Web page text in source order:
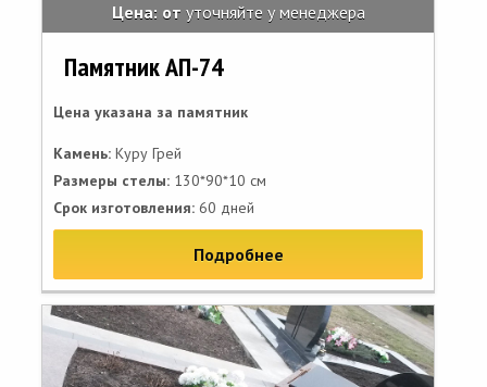
Цена: от уточняйте у менеджера
Памятник АП-74
Цена указана за памятник
Камень: Куру Грей
Размеры стелы: 130*90*10 см
Срок изготовления: 60 дней
Подробнее